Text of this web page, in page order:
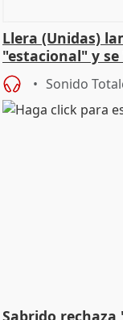
Llera (Unidas)
"estacional" y
Sonido
Sabrido